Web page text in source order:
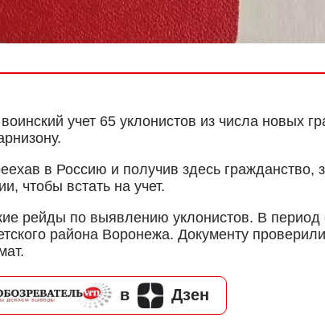
учет 65 уклонистов из числа новых
в Россию и получив здесь
чтобы встать на учет.
рейды по выявлению уклонистов. В
района Воронежа. Документу
в Дзен